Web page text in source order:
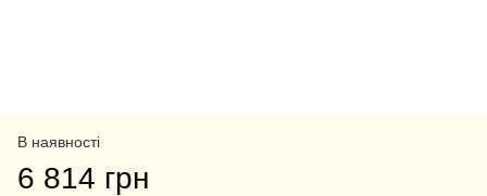
В наявності
6 814 грн